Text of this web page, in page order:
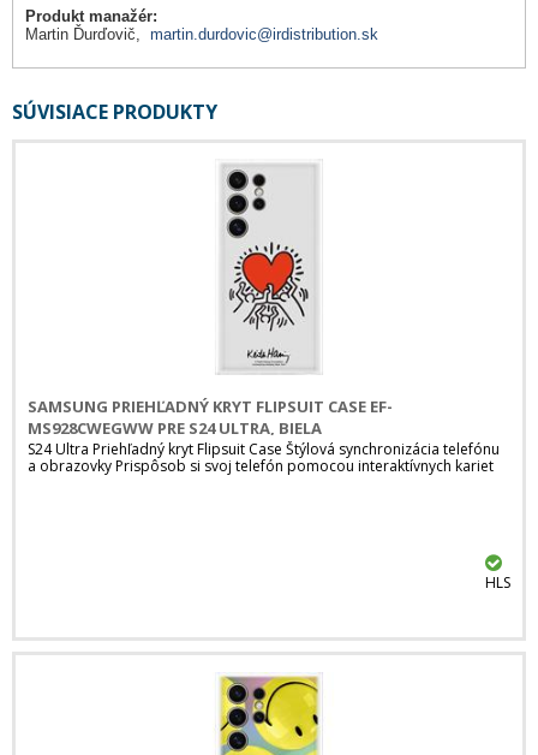
Produkt manažér:
Martin Ďurďovič, martin.durdovic@irdistribution.sk
SÚVISIACE PRODUKTY
SAMSUNG PRIEHĽADNÝ KRYT FLIPSUIT CASE EF-
MS928CWEGWW PRE S24 ULTRA, BIELA
S24 Ultra Priehľadný kryt Flipsuit Case Štýlová synchronizácia telefónu
a obrazovky Prispôsob si svoj telefón pomocou interaktívnych kariet
HLS